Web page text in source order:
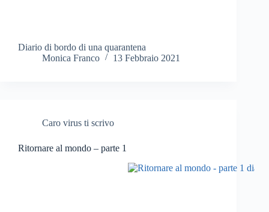
Diario di bordo di una quarantena
Monica Franco
13 Febbraio 2021
Caro virus ti scrivo
Ritornare al mondo – parte 1